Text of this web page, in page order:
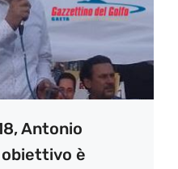
Antonio
obiettivo è